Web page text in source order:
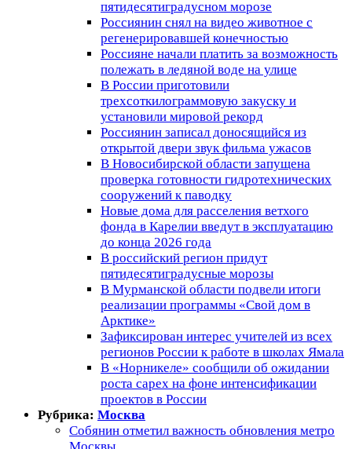
пятидесятиградусном морозе
Россиянин снял на видео животное с
регенерировавшей конечностью
Россияне начали платить за возможность
полежать в ледяной воде на улице
В России приготовили
трехсоткилограммовую закуску и
установили мировой рекорд
Россиянин записал доносящийся из
открытой двери звук фильма ужасов
В Новосибирской области запущена
проверка готовности гидротехнических
сооружений к паводку
Новые дома для расселения ветхого
фонда в Карелии введут в эксплуатацию
до конца 2026 года
В российский регион придут
пятидесятиградусные морозы
В Мурманской области подвели итоги
реализации программы «Свой дом в
Арктике»
Зафиксирован интерес учителей из всех
регионов России к работе в школах Ямала
В «Норникеле» сообщили об ожидании
роста capex на фоне интенсификации
проектов в России
Рубрика: Москва
Собянин отметил важность обновления метро
Москвы